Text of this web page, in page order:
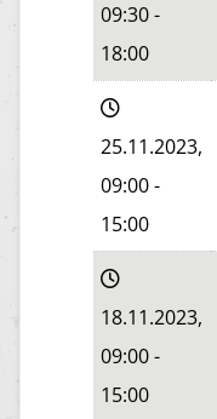
09:30-
18:00
25.11.2023,
09:00-
15:00
18.11.2023,
09:00-
15:00